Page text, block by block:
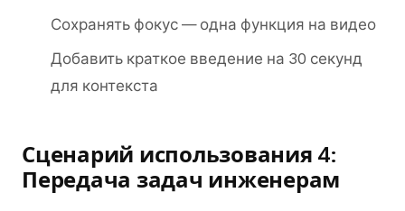
Сохранять фокус — одна функция на видео
Добавить краткое введение на 30 секунд
для контекста
Сценарий использования 4:
Передача задач инженерам